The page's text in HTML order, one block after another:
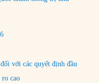
với các quyết định đầu
ro cao